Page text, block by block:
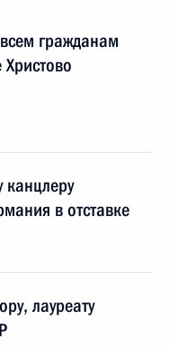
гражданам
канцлеру
в отставке
лауреату